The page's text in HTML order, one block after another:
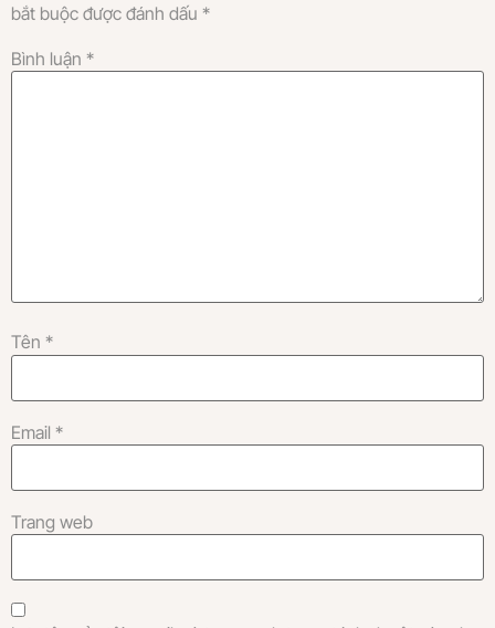
bắt buộc được đánh dấu *
Bình luận *
Tên *
Email *
Trang web